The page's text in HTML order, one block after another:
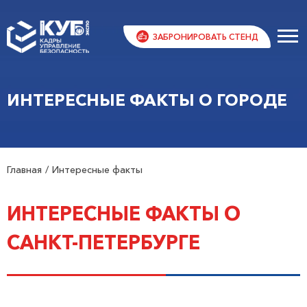
ЗАБРОНИРОВАТЬ СТЕНД
ИНТЕРЕСНЫЕ ФАКТЫ О ГОРОДЕ
Главная Интересные факты
ИНТЕРЕСНЫЕ ФАКТЫ О
САНКТ-ПЕТЕРБУРГЕ